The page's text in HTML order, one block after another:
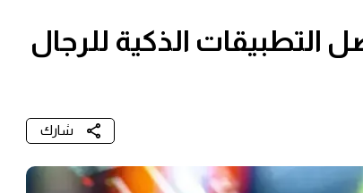
التطبيقات الذكية للرجال
شارك